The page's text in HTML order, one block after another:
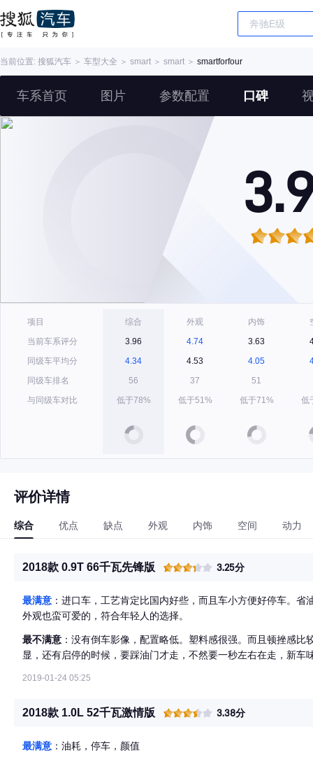
当前位置: 搜狐汽车 ＞ 车型大全 ＞ smart ＞ smart ＞ smartforfour
车系首页 图片 参数配置 口碑
项目
当前车系评分
同级车平均分
同级车排名
与同级车对比
综合
3.96
4.34
56
低于78%
外观
4.74
4.53
37
低于51%
内饰
3.63
4.05
51
低于71%
低
评价详情
综合 优点 缺点 外观 内饰 空间 动力
2018款 0.9T 66千瓦先锋版 3.25分
最满意 ：进口车，工艺肯定比国内好些，而且车小方便好停车。
外观也蛮可爱的，符合年轻人的选择。
最不满意 ：没有倒车影像，配置略低。塑料感很强。而且顿挫感
显，还有启停的时候，要踩油门才走，不然要一秒左右在走，新
2019-01-24 05:25
2018款 1.0L 52千瓦激情版 3.38分
最满意 ：油耗，停车，颜值